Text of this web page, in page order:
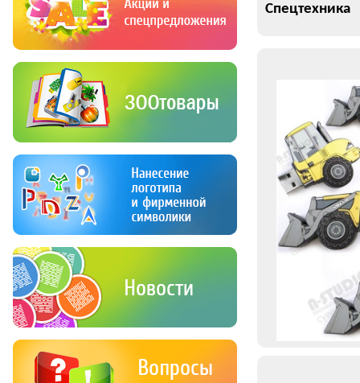
Спецтехника